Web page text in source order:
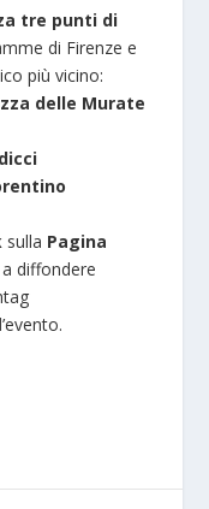
tre punti di
di Firenze e
più vicino:
delle Murate
sulla Pagina
diffondere